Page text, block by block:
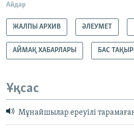
Айдар
ЖАЛПЫ АРХИВ ӘЛЕУМЕТ
АЙМАҚ ХАБАРЛАРЫ БАС
Ұқсас
Мұнайшылар ереуілі